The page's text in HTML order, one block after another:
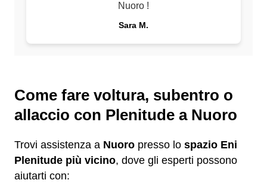
Nuoro !
Sara M.
Come fare voltura, subentro o
allaccio con Plenitude a Nuoro
Trovi assistenza a Nuoro presso lo spazio Eni
Plenitude più vicino, dove gli esperti possono
aiutarti con: